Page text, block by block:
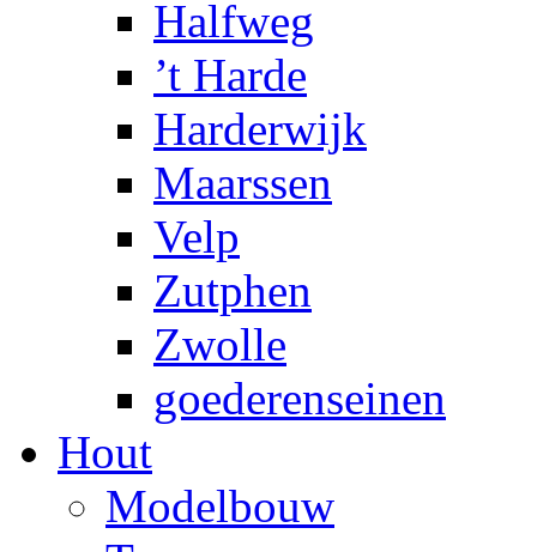
Halfweg
’t Harde
Harderwijk
Maarssen
Velp
Zutphen
Zwolle
goederenseinen
Hout
Modelbouw